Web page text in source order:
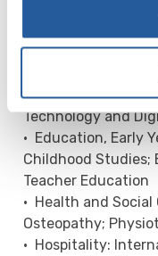
and Sound
Sciences;
Computing;
Computing;
Technology and
• Education, Early
Childhood Studies;
Teacher Education
• Health and
Osteopathy;
• Hospitality: